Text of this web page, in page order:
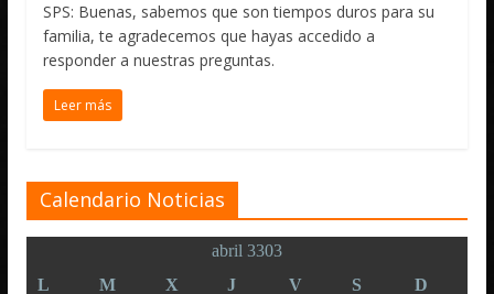
SPS: Buenas, sabemos que son tiempos duros para su
familia, te agradecemos que hayas accedido a
responder a nuestras preguntas.
Leer más
Calendario Noticias
abril 3303
L
M X J V S D